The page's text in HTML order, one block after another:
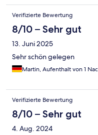
Verifizierte Bewertung
8/10 – Sehr gut
13. Juni 2025
Sehr schön gelegen
Martin, Aufenthalt von 1
Verifizierte Bewertung
8/10 – Sehr gut
4. Aug. 2024